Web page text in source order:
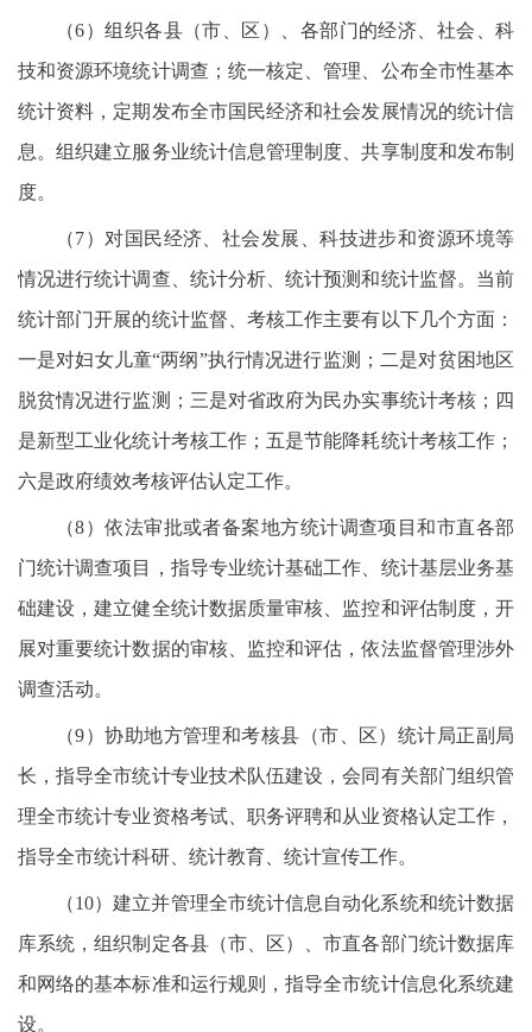
（6）组织各县（市、区）、各部门的经济、社会、科
技和资源环境统计调查；统一核定、管理、公布全市性基本
统计资料，定期发布全市国民经济和社会发展情况的统计信
息。组织建立服务业统计信息管理制度、共享制度和发布制
度。
（7）对国民经济、社会发展、科技进步和资源环境等
情况进行统计调查、统计分析、统计预测和统计监督。当前
统计部门开展的统计监督、考核工作主要有以下几个方面：
一是对妇女儿童“两纲”执行情况进行监测；二是对贫困地区
脱贫情况进行监测；三是对省政府为民办实事统计考核；四
是新型工业化统计考核工作；五是节能降耗统计考核工作；
六是政府绩效考核评估认定工作。
（8）依法审批或者备案地方统计调查项目和市直各部
门统计调查项目，指导专业统计基础工作、统计基层业务基
础建设，建立健全统计数据质量审核、监控和评估制度，开
展对重要统计数据的审核、监控和评估，依法监督管理涉外
调查活动。
（9）协助地方管理和考核县（市、区）统计局正副局
长，指导全市统计专业技术队伍建设，会同有关部门组织管
理全市统计专业资格考试、职务评聘和从业资格认定工作，
指导全市统计科研、统计教育、统计宣传工作。
（10）建立并管理全市统计信息自动化系统和统计数据
库系统，组织制定各县（市、区）、市直各部门统计数据库
和网络的基本标准和运行规则，指导全市统计信息化系统建
设。